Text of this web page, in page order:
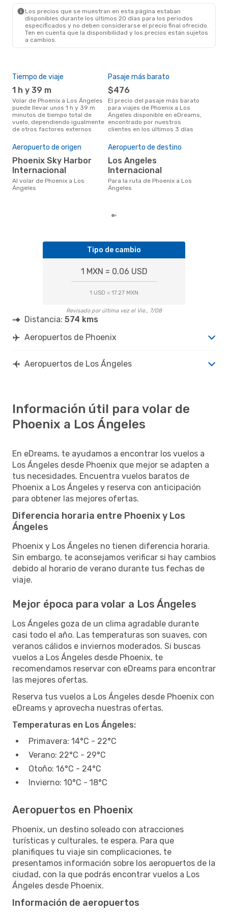
Los precios que se muestran en esta página estaban
disponibles durante los últimos 20 días para los periodos
especificados y no deben considerarse el precio final ofrecido.
Ten en cuenta que la disponibilidad y los precios están sujetos
a cambios.
Tiempo de viaje
1 h y 39 m
Volar de Phoenix a Los Ángeles
puede llevar unos 1 h y 39 m
minutos de tiempo total de
vuelo, dependiendo igualmente
de otros factores externos
Pasaje más barato
$476
El precio del pasaje más barato
para viajes de Phoenix a Los
Ángeles disponible en eDreams,
encontrado por nuestros
clientes en los últimos 3 días
Aeropuerto de origen
Phoenix Sky Harbor
Internacional
Al volar de Phoenix a Los
Ángeles
Aeropuerto de destino
Los Angeles
Internacional
Para la ruta de Phoenix a Los
Ángeles
Tipo de cambio
1 MXN = 0.06 USD
1 USD = 17.27 MXN
Revisado por última vez el Vie., 7/08
Distancia: 574 kms
Aeropuertos de Phoenix
Aeropuertos de Los Ángeles
Información útil para volar de
Phoenix a Los Ángeles
En eDreams, te ayudamos a encontrar los vuelos a
Los Ángeles desde Phoenix que mejor se adapten a
tus necesidades. Encuentra vuelos baratos de
Phoenix a Los Ángeles y reserva con anticipación
para obtener las mejores ofertas.
Diferencia horaria entre Phoenix y Los
Ángeles
Phoenix y Los Ángeles no tienen diferencia horaria.
Sin embargo, te aconsejamos verificar si hay cambios
debido al horario de verano durante tus fechas de
viaje.
Mejor época para volar a Los Ángeles
Los Ángeles goza de un clima agradable durante
casi todo el año. Las temperaturas son suaves, con
veranos cálidos e inviernos moderados. Si buscas
vuelos a Los Ángeles desde Phoenix, te
recomendamos reservar con eDreams para encontrar
las mejores ofertas.
Reserva tus vuelos a Los Ángeles desde Phoenix con
eDreams y aprovecha nuestras ofertas.
Temperaturas en Los Ángeles:
Primavera: 14°C - 22°C
Verano: 22°C - 29°C
Otoño: 16°C - 24°C
Invierno: 10°C - 18°C
Aeropuertos en Phoenix
Phoenix, un destino soleado con atracciones
turísticas y culturales, te espera. Para que
planifiques tu viaje sin complicaciones, te
presentamos información sobre los aeropuertos de la
ciudad, con la que podrás encontrar vuelos a Los
Ángeles desde Phoenix.
Información de aeropuertos